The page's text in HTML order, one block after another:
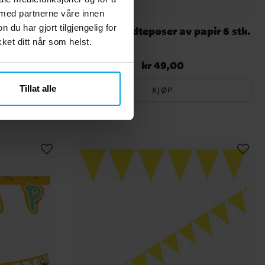
partnerne våre innen
du har gjort tilgjengelig for
ditt når som helst.
Tillat alle
Minions Godteposer av papir 6 stk.
Pris :kr 49,00
kr 49,00
KJØP